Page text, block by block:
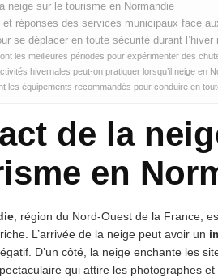
neige sur le tourisme en Normandie
et réponses des services municipaux face
se déplacer en toute sécurité durant l’hiver
les meilleures périodes pour expérimenter des
hivernales peut-on pratiquer lorsqu’il neige en
les équipements recommandés pour conduire en
de la
en
, région du Nord-Ouest de la France,
L’arrivée de la neige peut avoir un
D’un côté, la neige enchante les
qui attire les photographes